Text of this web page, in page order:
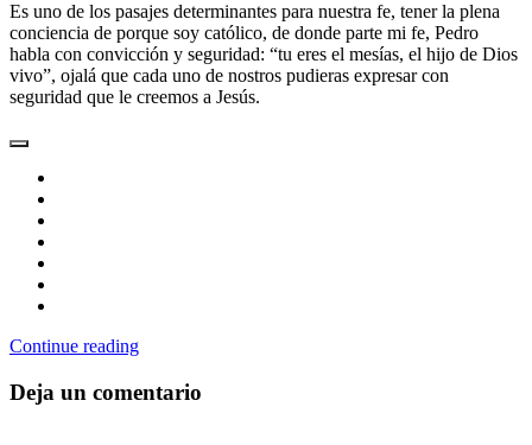
Es uno de los pasajes determinantes para nuestra fe, tener la plena
conciencia de porque soy católico, de donde parte mi fe, Pedro
habla con convicción y seguridad: “tu eres el mesías, el hijo de Dios
vivo”, ojalá que cada uno de nostros pudieras expresar con
seguridad que le creemos a Jesús.
Continue reading
Deja un comentario